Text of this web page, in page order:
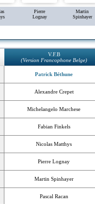
Pierre
Lognay
Martin
Spinhayer
V.F.B
(Version Francophone Belge)
Patrick Béthune
Alexandre Crepet
Michelangelo Marchese
Fabian Finkels
Nicolas Matthys
Pierre Lognay
Martin Spinhayer
Pascal Racan